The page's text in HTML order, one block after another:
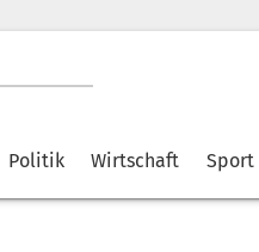
Politik Wirtschaft Sport